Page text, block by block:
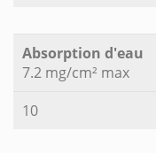
Absorption d'eau
7.2 mg/cm² max
10